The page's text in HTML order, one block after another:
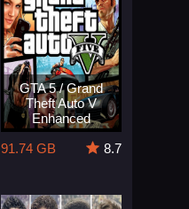
GTA 5 / Grand
Theft Auto V
Enhanced
91.74 GB
8.7